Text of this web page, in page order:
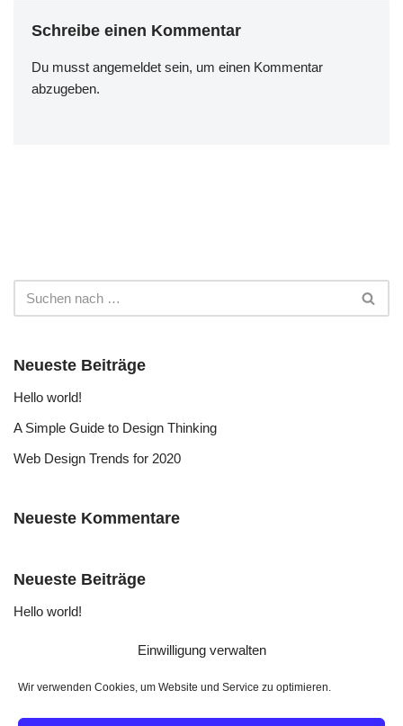
Einwilligung verwalten
Wir verwenden Cookies, um Website und Service zu optimieren.
Schreibe einen Kommentar
Du musst angemeldet sein, um einen Kommentar
abzugeben.
Neueste Beiträge
Hello world!
A Simple Guide to Design Thinking
Web Design Trends for 2020
Neueste Kommentare
Neueste Beiträge
Hello world!
A Simple Guide to Design Thinking